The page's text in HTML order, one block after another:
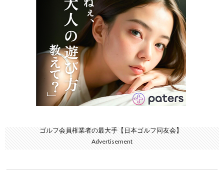
ゴルフ会員権業者の最大手【日本ゴルフ同友会】
Advertisement